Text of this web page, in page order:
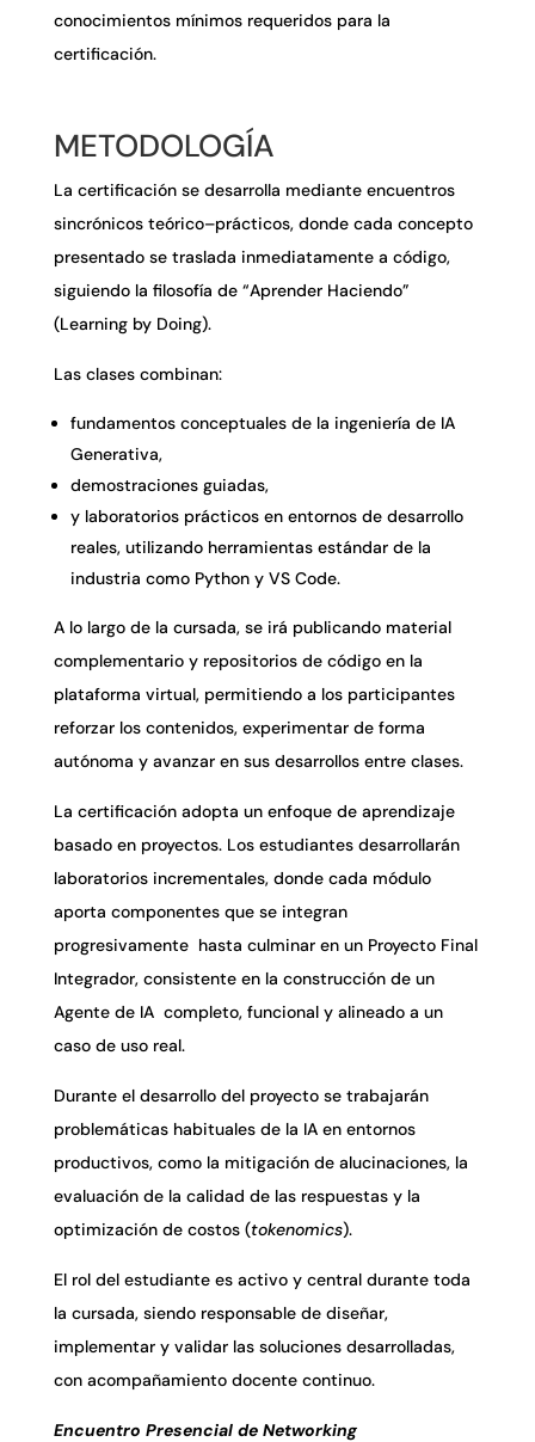
conocimientos mínimos requeridos para la
certificación.
METODOLOGÍA
La certificación se desarrolla mediante encuentros
sincrónicos teórico–prácticos, donde cada concepto
presentado se traslada inmediatamente a código,
siguiendo la filosofía de “Aprender Haciendo”
(Learning by Doing).
Las clases combinan:
fundamentos conceptuales de la ingeniería de IA
Generativa,
demostraciones guiadas,
y laboratorios prácticos en entornos de desarrollo
reales, utilizando herramientas estándar de la
industria como Python y VS Code.
A lo largo de la cursada, se irá publicando material
complementario y repositorios de código en la
plataforma virtual, permitiendo a los participantes
reforzar los contenidos, experimentar de forma
autónoma y avanzar en sus desarrollos entre clases.
La certificación adopta un enfoque de aprendizaje
basado en proyectos. Los estudiantes desarrollarán
laboratorios incrementales, donde cada módulo
aporta componentes que se integran
progresivamente hasta culminar en un Proyecto Final
Integrador, consistente en la construcción de un
Agente de IA completo, funcional y alineado a un
caso de uso real.
Durante el desarrollo del proyecto se trabajarán
problemáticas habituales de la IA en entornos
productivos, como la mitigación de alucinaciones, la
evaluación de la calidad de las respuestas y la
optimización de costos (tokenomics).
El rol del estudiante es activo y central durante toda
la cursada, siendo responsable de diseñar,
implementar y validar las soluciones desarrolladas,
con acompañamiento docente continuo.
Encuentro Presencial de Networking